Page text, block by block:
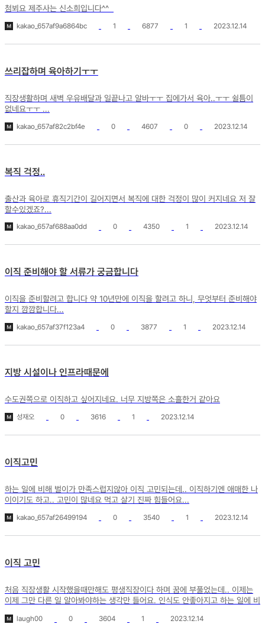
첨뵈요 제주사는 신소희입니다^^
kakao_657af9a6864bc 1 6877 1 2023.12.14
쓰리잡하며 육아하기ㅜㅜ
직장생활하며 새벽 우유배달과 일끝나고 알바ㅜㅜ 집에가서 육아..ㅜㅜ 쉴틈이
없네요ㅜㅜ ...
kakao_657af82c2bf4e 0 4607 0 2023.12.14
복직 걱정..
출산과 육아로 휴직기간이 길어지면서 복직에 대한 걱정이 많이 커지네요 저 잘
할수있겠죠?...
kakao_657af688aa0dd 0 4350 1 2023.12.14
이직 준비해야 할 서류가 궁금합니다
이직을 준비할려고 합니다 약 10년만에 이직을 할려고 하니, 무엇부터 준비해야
할지 깜깜합니다...
kakao_657af37f123a4 0 3877 1 2023.12.14
지방 시설이나 인프라때문에
수도권쪽으로 이직하고 싶어지네요. 너무 지방쪽은 소흘한거 같아요
성재오 0 3616 1 2023.12.14
이직고민
하는 일에 비해 벌이가 만족스럽지않아 이직 고민되는데.. 이직하기엔 애매한 나
이이기도 하고.. 고민이 많네요 먹고 살기 진짜 힘들어요...
kakao_657af26499194 0 3540 1 2023.12.14
이직 고민
처음 직장생활 시작했을때만해도 평생직장이다 하며 꿈에 부풀었는데.. 이제는
이제 그만 다른 일 알아봐야하는 생각만 들어요. 인식도 안좋아지고 하는 일에 비
laugh00 0 3604 1 2023.12.14